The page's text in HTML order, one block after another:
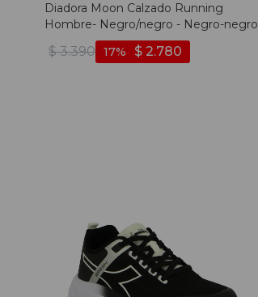
Diadora Moon Calzado Running
Hombre- Negro/negro - Negro-negro
$ 3.390 $ 2.780
17